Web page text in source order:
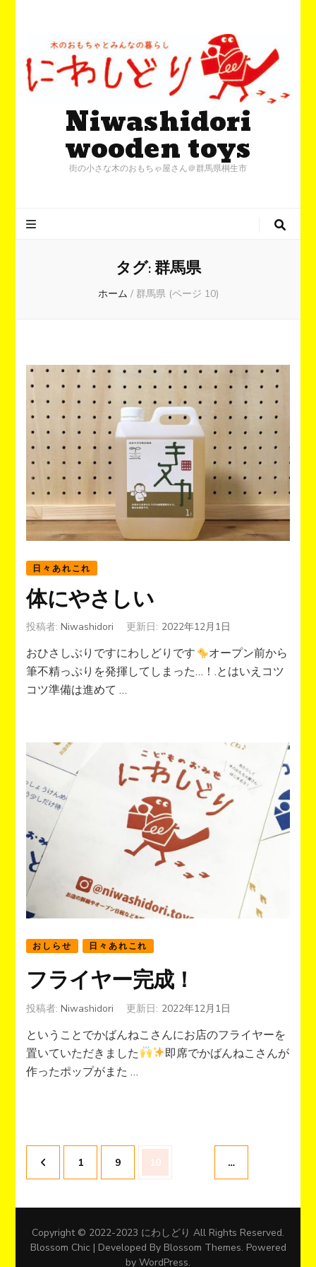
Niwashidori
wooden toys
街の小さな木のおもちゃ屋さん＠群馬県桐生市
タグ:群馬県
ホーム / 群馬県(ページ 10)
日々あれこれ
体にやさしい
投稿者:Niwashidori 更新日: 2022年12月1日
おひさしぶりですにわしどりです
オープン前から
筆不精っぷりを発揮してしまった…！.とはいえコツ
コツ準備は進めて …
おしらせ 日々あれこれ
フライヤー完成！
投稿者:Niwashidori 更新日: 2022年12月1日
ということでかばんねこさんにお店のフライヤーを
置いていただきました
即席でかばんねこさんが
作ったポップがまた …
ペ
ー
ジ
固
ペ
1 …
固
ペ
9 固
ペ
ー
10
Copyright © 2022-2023 にわしどり All Rights Reserved.
Blossom Chic | Developed By Blossom Themes. Powered
by WordPress.